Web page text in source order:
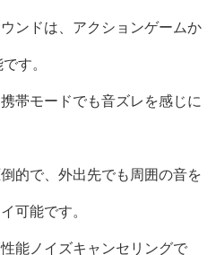
ンドは、アクションゲームか
す。
帯モードでも音ズレを感じに
的で、外出先でも周囲の音を
可能です。
能ノイズキャンセリングで